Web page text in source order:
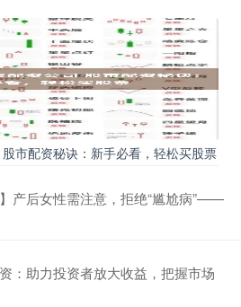
市配资秘诀：新手必看，轻松买股票
产后女性需注意，拒绝“尴尬病”——
：助力投资者放大收益，把握市场